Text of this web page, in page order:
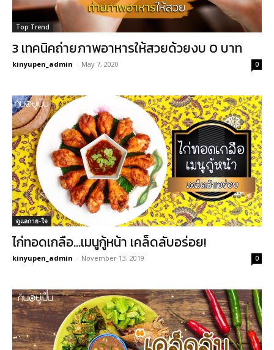
Top Trend
3 เทคนิคถ่ายภาพอาหารให้สวยด้วยงบ 0 บาท
kinyupen_admin - May 7, 2020 0
ดูแลกาย-ใจ
ไก่ทอดเกลือ…เมนูกู้หน้า เคล็ดลับอร่อย!
kinyupen_admin - November 13, 2019 0